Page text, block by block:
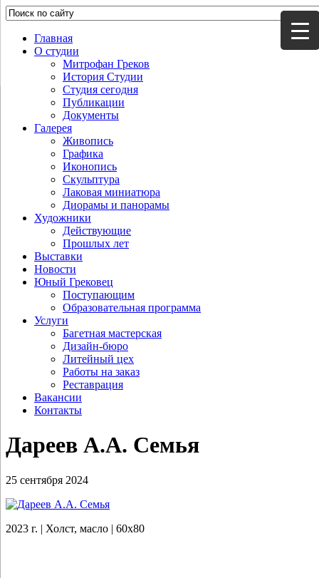
Главная
О студии
Митрофан Греков
История Студии
Студия сегодня
Публикации
Документы
Галерея
Живопись
Графика
Иконопись
Скульптура
Лаковая миниатюра
Диорамы и панорамы
Художники
Действующие
Прошлых лет
Выставки
Новости
Юный Грековец
Поступающим
Образовательная программа
Услуги
Багетная мастерская
Дизайн-бюро
Литейный цех
Работы на заказ
Реставрация
Вакансии
Контакты
Дареев А.А. Семья
25 сентября 2024
2023 г. | Холст, масло | 60х80